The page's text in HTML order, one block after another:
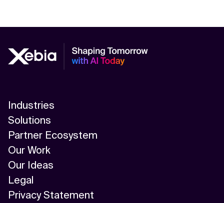
Industries
Solutions
Partner Ecosystem
Our Work
Our Ideas
Legal
Privacy Statement